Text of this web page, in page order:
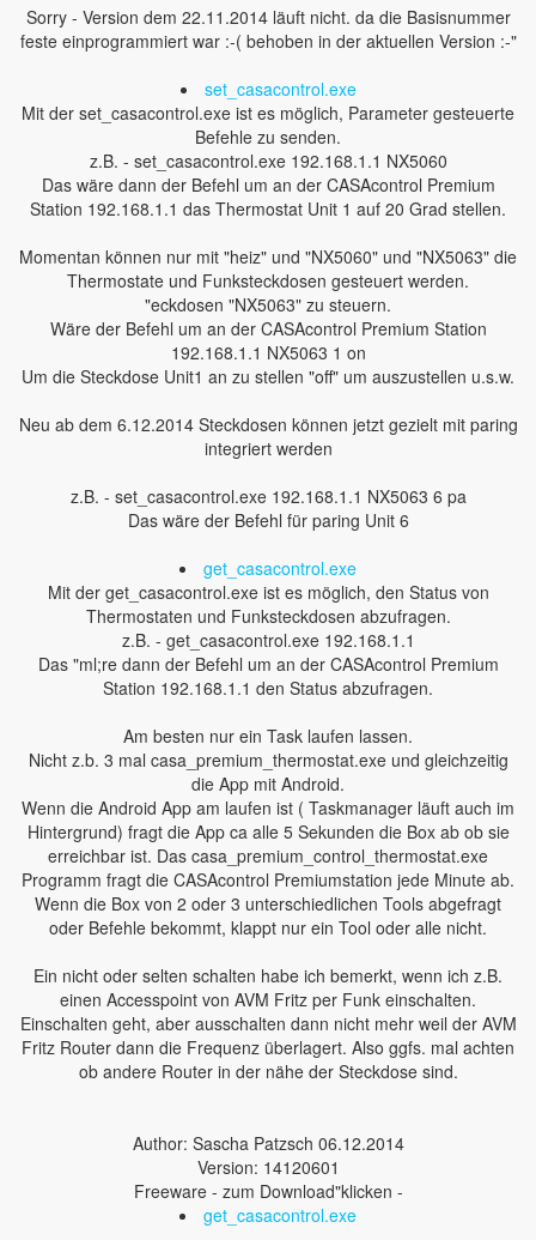
Sorry - Version dem 22.11.2014 läuft nicht. da die Basisnummer
feste einprogrammiert war :-( behoben in der aktuellen Version :-"
set_casacontrol.exe
Mit der set_casacontrol.exe ist es möglich, Parameter gesteuerte
Befehle zu senden.
z.B. - set_casacontrol.exe 192.168.1.1 NX5060
Das wäre dann der Befehl um an der CASAcontrol Premium
Station 192.168.1.1 das Thermostat Unit 1 auf 20 Grad stellen.
Momentan können nur mit "heiz" und "NX5060" und "NX5063" die
Thermostate und Funksteckdosen gesteuert werden.
"eckdosen "NX5063" zu steuern.
Wäre der Befehl um an der CASAcontrol Premium Station
192.168.1.1 NX5063 1 on
Um die Steckdose Unit1 an zu stellen "off" um auszustellen u.s.w.
Neu ab dem 6.12.2014 Steckdosen können jetzt gezielt mit paring
integriert werden
z.B. - set_casacontrol.exe 192.168.1.1 NX5063 6 pa
Das wäre der Befehl für paring Unit 6
get_casacontrol.exe
Mit der get_casacontrol.exe ist es möglich, den Status von
Thermostaten und Funksteckdosen abzufragen.
z.B. - get_casacontrol.exe 192.168.1.1
Das "ml;re dann der Befehl um an der CASAcontrol Premium
Station 192.168.1.1 den Status abzufragen.
Am besten nur ein Task laufen lassen.
Nicht z.b. 3 mal casa_premium_thermostat.exe und gleichzeitig
die App mit Android.
Wenn die Android App am laufen ist ( Taskmanager läuft auch im
Hintergrund) fragt die App ca alle 5 Sekunden die Box ab ob sie
erreichbar ist. Das casa_premium_control_thermostat.exe
Programm fragt die CASAcontrol Premiumstation jede Minute ab.
Wenn die Box von 2 oder 3 unterschiedlichen Tools abgefragt
oder Befehle bekommt, klappt nur ein Tool oder alle nicht.
Ein nicht oder selten schalten habe ich bemerkt, wenn ich z.B.
einen Accesspoint von AVM Fritz per Funk einschalten.
Einschalten geht, aber ausschalten dann nicht mehr weil der AVM
Fritz Router dann die Frequenz überlagert. Also ggfs. mal achten
ob andere Router in der nähe der Steckdose sind.
Author: Sascha Patzsch 06.12.2014
Version: 14120601
Freeware - zum Download"klicken -
get_casacontrol.exe